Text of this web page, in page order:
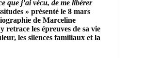
que j’ai vécu, de me libérer
» présenté le 8 mars
de Marceline
retrace les épreuves de sa vie
les silences familiaux et la